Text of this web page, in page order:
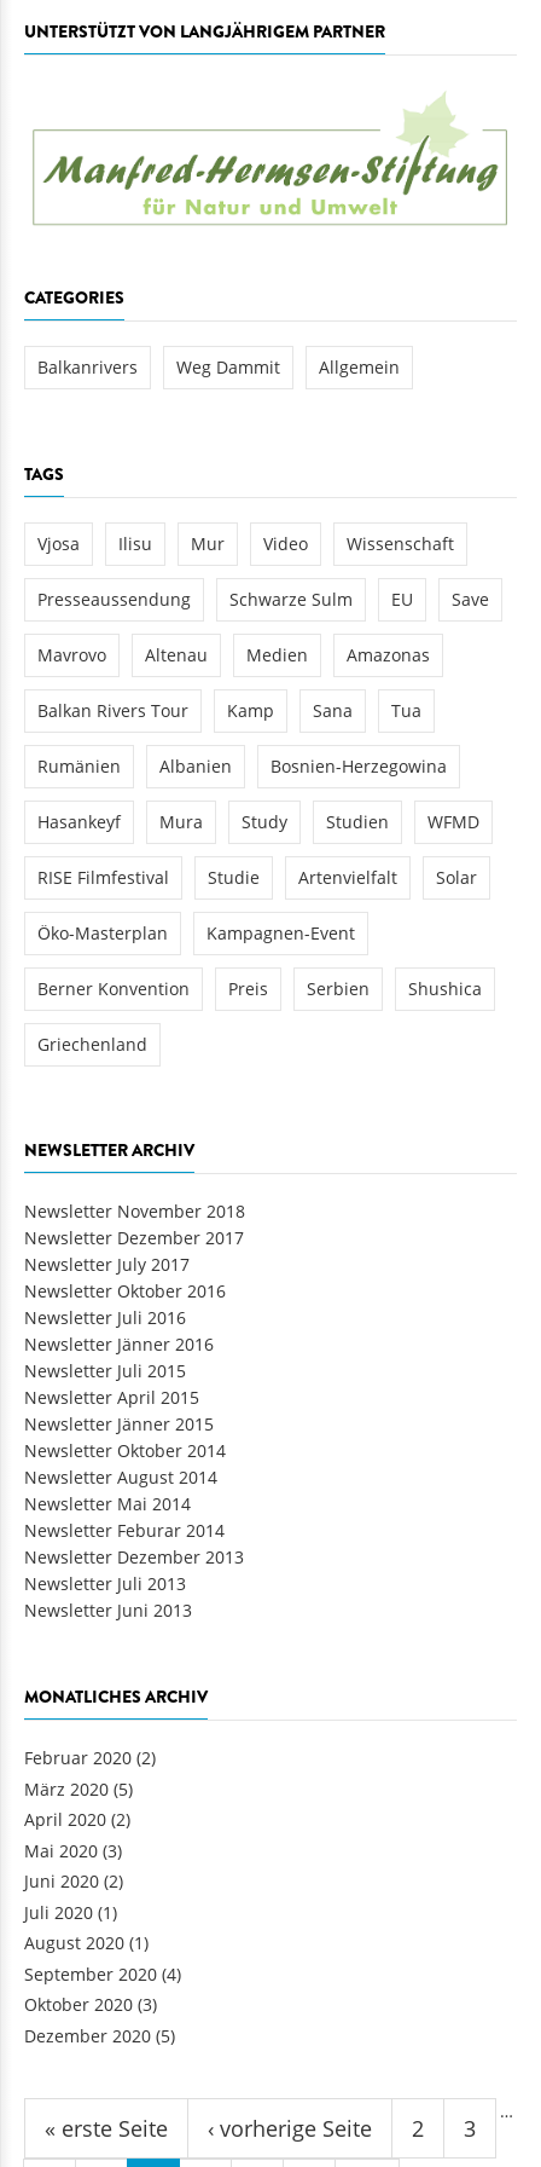
UNTERSTÜTZT VON LANGJÄHRIGEM PARTNER
Balkanrivers Weg Dammit Allgemein
Vjosa Ilisu Mur Video Wissenschaft
Presseaussendung Schwarze Sulm EU Save
Mavrovo Altenau Medien Amazonas
Balkan Rivers Tour Kamp Sana Tua
Rumänien Albanien Bosnien-Herzegowina
Hasankeyf Mura Study Studien WFMD
RISE Filmfestival Studie Artenvielfalt Solar
Öko-Masterplan Kampagnen-Event
Berner Konvention Preis Serbien Shushica
Griechenland
Newsletter Dezember 2017
Newsletter July 2017
Newsletter Oktober 2016
Newsletter Juli 2016
Newsletter Jänner 2016
Newsletter Juli 2015
Newsletter April 2015
Newsletter Jänner 2015
Newsletter Oktober 2014
Newsletter August 2014
Newsletter Mai 2014
Newsletter Feburar 2014
Newsletter Dezember 2013
Newsletter Juli 2013
Newsletter Juni 2013
April 2020 (2)
Mai 2020
(3)
Juni 2020 (2)
Juli 2020
(1)
August 2020
September 2020
Oktober 2020(3)
Dezember 2020 (5)
« erste Seite ‹ vorherige Seite